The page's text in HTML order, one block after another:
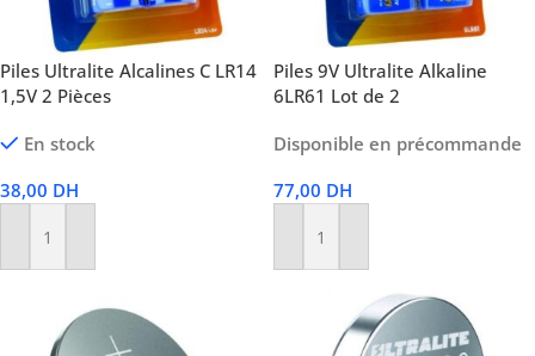
Piles Ultralite Alcalines C LR14
1,5V 2 Pièces
En stock
38,00 DH
Ajouter Au Panier
Piles 9V Ultralite Alkaline
6LR61 Lot de 2
Disponible en précommande
77,00 DH
Ajouter Au Panier